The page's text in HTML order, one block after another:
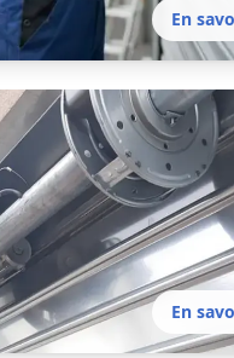
rideau
de-
de votre rideau manuel
de contrôle à
domotique.
En